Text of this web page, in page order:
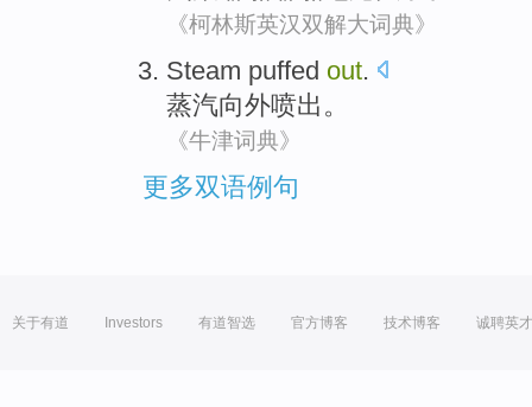
《柯林斯英汉双解大词典》
Steam puffed out.
蒸汽向外喷出。
《牛津词典》
更多双语例句
关于有道 Investors 有道智选 官方博客 技术博客 诚聘英才